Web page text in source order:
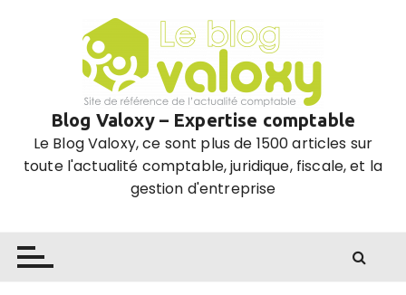
Blog Valoxy – Expertise comptable
Le Blog Valoxy, ce sont plus de 1500 articles sur
toute l'actualité comptable, juridique, fiscale, et la
gestion d'entreprise